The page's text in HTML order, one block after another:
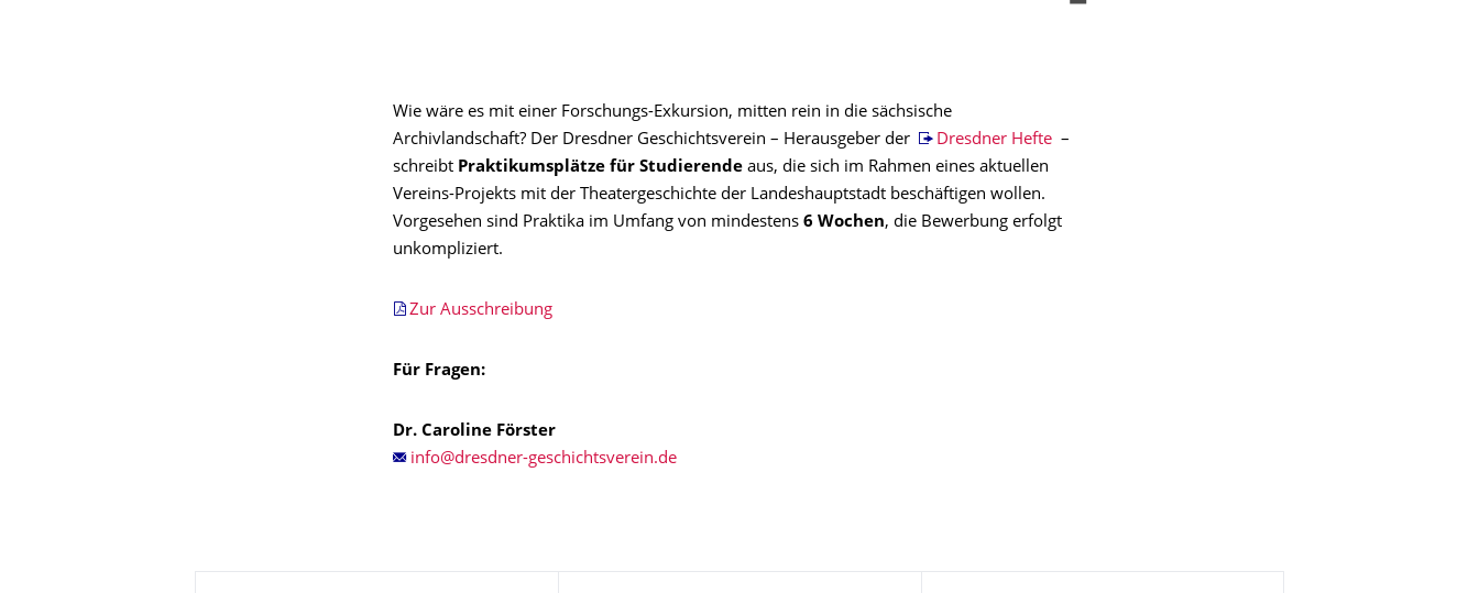
Wie wäre es mit einer Forschungs-Exkursion, mitten rein in die sächsische
Archivlandschaft? Der Dresdner Geschichtsverein – Herausgeber der
Dresdner Hefte–
schreibt Praktikumsplätze für Studierende aus, die sich im Rahmen eines aktuellen
Vereins-Projekts mit der Theatergeschichte der Landeshauptstadt beschäftigen wollen.
Vorgesehen sind Praktika im Umfang von mindestens 6 Wochen, die Bewerbung erfolgt
unkompliziert.
Zur Ausschreibung
Für Fragen:
Dr. Caroline Förster